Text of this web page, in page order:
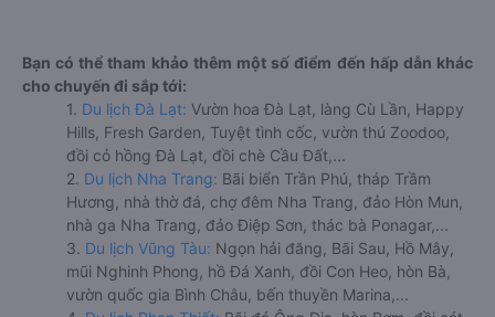
Bạn có thể tham khảo thêm một số điểm đến hấp dẫn khác
cho chuyến đi sắp tới:
1. Du lịch Đà Lạt: Vườn hoa Đà Lạt, làng Cù Lần, Happy
Hills, Fresh Garden, Tuyệt tình cốc, vườn thú Zoodoo,
đồi cỏ hồng Đà Lạt, đồi chè Cầu Đất,...
2. Du lịch Nha Trang: Bãi biển Trần Phú, tháp Trầm
Hương, nhà thờ đá, chợ đêm Nha Trang, đảo Hòn Mun,
nhà ga Nha Trang, đảo Điệp Sơn, thác bà Ponagar,...
3. Du lịch Vũng Tàu: Ngọn hải đăng, Bãi Sau, Hồ Mây,
mũi Nghinh Phong, hồ Đá Xanh, đồi Con Heo, hòn Bà,
vườn quốc gia Bình Châu, bến thuyền Marina,...